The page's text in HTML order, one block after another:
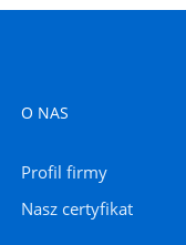
O NAS
Profil firmy
Nasz certyfikat